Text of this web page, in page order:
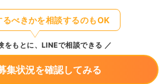
るべきかを相談するのもOK
をもとに、LINEで相談できる
集状況を確認してみる